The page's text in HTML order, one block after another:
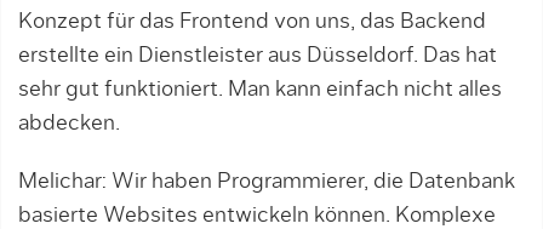
Konzept für das Frontend von uns, das Backend
erstellte ein Dienstleister aus Düsseldorf. Das hat
sehr gut funktioniert. Man kann einfach nicht alles
abdecken.
Melichar: Wir haben Programmierer, die Datenbank
basierte Websites entwickeln können. Komplexe